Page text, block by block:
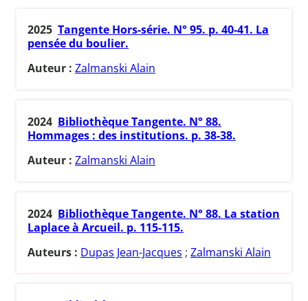
2025 Tangente Hors-série. N° 95. p. 40-41. La
pensée du boulier.
Auteur : Zalmanski Alain
2024 Bibliothèque Tangente. N° 88.
Hommages : des institutions. p. 38-38.
Auteur : Zalmanski Alain
2024 Bibliothèque Tangente. N° 88. La station
Laplace à Arcueil. p. 115-115.
Auteurs : Dupas Jean-Jacques ; Zalmanski Alain